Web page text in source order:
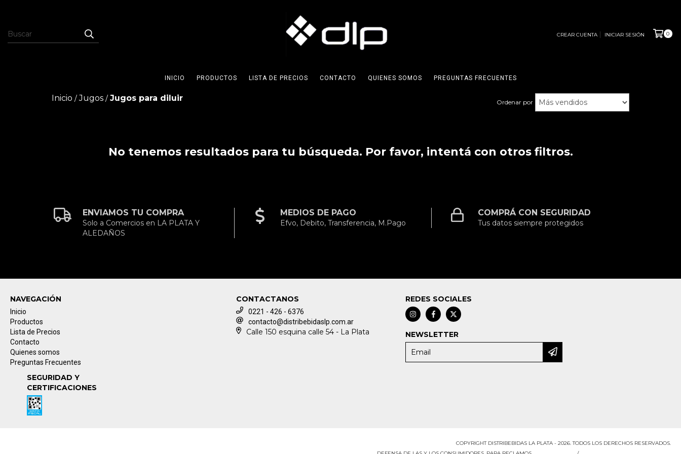
CREAR CUENTA INICIAR SESIÓN 0
INICIO PRODUCTOS LISTA DE PRECIOS CONTACTO QUIENES SOMOS PREGUNTAS FRECUENTES
Inicio / Jugos / Jugos para diluir Ordenar por
No tenemos resultados para tu búsqueda. Por favor, intentá con otros filtros.
ENVIAMOS TU COMPRA
Solo a Comercios en LA PLATA Y
ALEDAÑOS
MEDIOS DE PAGO
Efvo, Debito, Transferencia, M.Pago
COMPRÁ CON SEGURIDAD
Tus datos siempre protegidos
NAVEGACIÓN
Inicio
Productos
Lista de Precios
Contacto
Quienes somos
Preguntas Frecuentes
CONTACTANOS
0221 - 426 - 6376
contacto@distribebidaslp.com.ar
Calle 150 esquina calle 54 - La Plata
REDES SOCIALES
NEWSLETTER
SEGURIDAD Y
CERTIFICACIONES
COPYRIGHT DISTRIBEBIDAS LA PLATA - 2026. TODOS LOS DERECHOS RESERVADOS.